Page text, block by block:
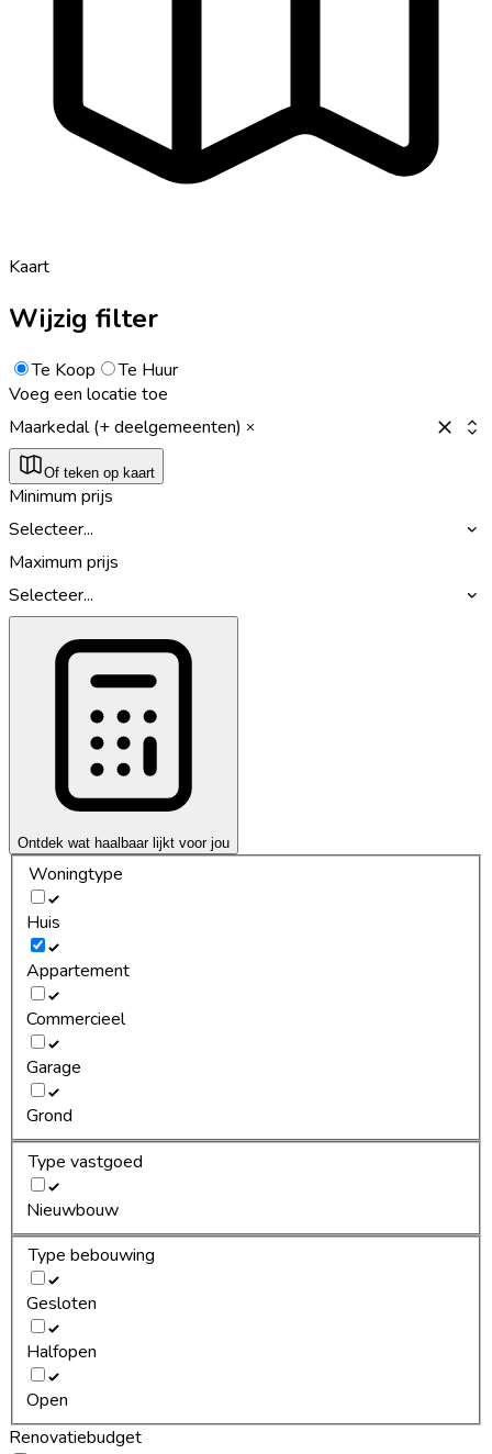
Kaart
Wijzig filter
Te Koop
Te Huur
Voeg een locatie toe
Maarkedal (+ deelgemeenten)
Of teken op kaart
Minimum prijs
Selecteer...
Maximum prijs
Selecteer...
Ontdek wat haalbaar lijkt voor jou
Woningtype
Huis
Appartement
Commercieel
Garage
Grond
Type vastgoed
Nieuwbouw
Type bebouwing
Gesloten
Halfopen
Open
Renovatiebudget